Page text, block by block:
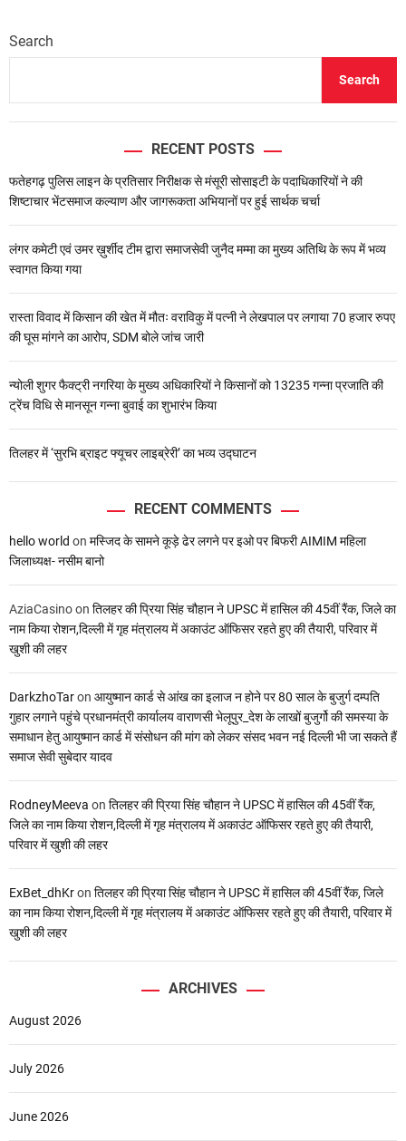
Search
Search
RECENT POSTS
फतेहगढ़ पुलिस लाइन के प्रतिसार निरीक्षक से मंसूरी सोसाइटी के पदाधिकारियों ने की
शिष्टाचार भेंटसमाज कल्याण और जागरूकता अभियानों पर हुई सार्थक चर्चा
लंगर कमेटी एवं उमर ख़ुर्शीद टीम द्वारा समाजसेवी जुनैद मम्मा का मुख्य अतिथि के रूप में भव्य
स्वागत किया गया
रास्ता विवाद में किसान की खेत में मौतः वराविकु में पत्नी ने लेखपाल पर लगाया 70 हजार रुपए
की घूस मांगने का आरोप, SDM बोले जांच जारी
न्योली शुगर फैक्ट्री नगरिया के मुख्य अधिकारियों ने किसानों को 13235 गन्ना प्रजाति की
ट्रेंच विधि से मानसून गन्ना बुवाई का शुभारंभ किया
तिलहर में ‘सुरभि ब्राइट फ्यूचर लाइब्रेरी’ का भव्य उद्घाटन
RECENT COMMENTS
hello world on मस्जिद के सामने कूड़े ढेर लगने पर इओ पर बिफरी AIMIM महिला
जिलाध्यक्ष- नसीम बानो
AziaCasinoon तिलहर की प्रिया सिंह चौहान ने UPSC में हासिल की 45वीं रैंक, जिले का
नाम किया रोशन,दिल्ली में गृह मंत्रालय में अकाउंट ऑफिसर रहते हुए की तैयारी, परिवार में
खुशी की लहर
DarkzhoTaron आयुष्मान कार्ड से आंख का इलाज न होने पर 80 साल के बुजुर्ग दम्पति
गुहार लगाने पहुंचे प्रधानमंत्री कार्यालय वाराणसी भेलूपुर_देश के लाखों बुजुर्गो की समस्या के
समाधान हेतु आयुष्मान कार्ड में संसोधन की मांग को लेकर संसद भवन नई दिल्ली भी जा सकते हैं
समाज सेवी सुबेदार यादव
RodneyMeeva on तिलहर की प्रिया सिंह चौहान ने UPSC में हासिल की 45वीं रैंक,
जिले का नाम किया रोशन,दिल्ली में गृह मंत्रालय में अकाउंट ऑफिसर रहते हुए की तैयारी,
परिवार में खुशी की लहर
ExBet_dhKron तिलहर की प्रिया सिंह चौहान ने UPSC में हासिल की 45वीं रैंक, जिले
का नाम किया रोशन,दिल्ली में गृह मंत्रालय में अकाउंट ऑफिसर रहते हुए की तैयारी, परिवार में
खुशी की लहर
ARCHIVES
August 2026
July 2026
June 2026